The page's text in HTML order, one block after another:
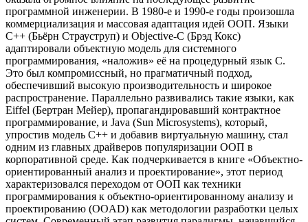
программной инженерии. В 1980-е и 1990-е годы произошла
коммерциализация и массовая адаптация идей ООП. Языки
C++ (Бьёрн Страуструп) и Objective-C (Брэд Кокс)
адаптировали объектную модель для системного
программирования, «наложив» её на процедурный язык C.
Это был компромиссный, но прагматичный подход,
обеспечивший высокую производительность и широкое
распространение. Параллельно развивались такие языки, как
Eiffel (Бертран Мейер), пропагандировавший контрактное
программирование, и Java (Sun Microsystems), который,
упростив модель C++ и добавив виртуальную машину, стал
одним из главных драйверов популяризации ООП в
корпоративной среде. Как подчеркивается в книге «Объектно-
ориентированный анализ и проектирование», этот период
характеризовался переходом от ООП как техники
программирования к объектно-ориентированному анализу и
проектированию (OOAD) как методологии разработки целых